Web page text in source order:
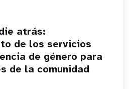
atrás:
de los servicios
de género para
de la comunidad